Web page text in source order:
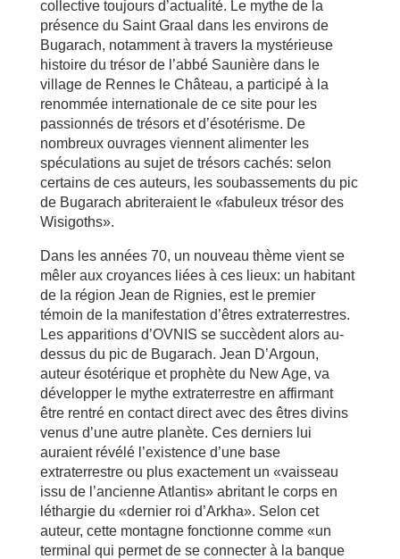
collective toujours d’actualité. Le mythe de la
présence du Saint Graal dans les environs de
Bugarach, notamment à travers la mystérieuse
histoire du trésor de l’abbé Saunière dans le
village de Rennes le Château, a participé à la
renommée internationale de ce site pour les
passionnés de trésors et d’ésotérisme. De
nombreux ouvrages viennent alimenter les
spéculations au sujet de trésors cachés: selon
certains de ces auteurs, les soubassements du pic
de Bugarach abriteraient le «fabuleux trésor des
Wisigoths».
Dans les années 70, un nouveau thème vient se
mêler aux croyances liées à ces lieux: un habitant
de la région Jean de Rignies, est le premier
témoin de la manifestation d’êtres extraterrestres.
Les apparitions d’OVNIS se succèdent alors au-
dessus du pic de Bugarach. Jean D’Argoun,
auteur ésotérique et prophète du New Age, va
développer le mythe extraterrestre en affirmant
être rentré en contact direct avec des êtres divins
venus d’une autre planète. Ces derniers lui
auraient révélé l’existence d’une base
extraterrestre ou plus exactement un «vaisseau
issu de l’ancienne Atlantis» abritant le corps en
léthargie du «dernier roi d’Arkha». Selon cet
auteur, cette montagne fonctionne comme «un
terminal qui permet de se connecter à la banque